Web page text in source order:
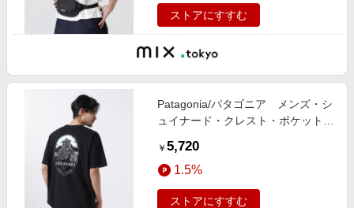
ストアにすすむ
Patagonia/パタゴニア メンズ・シ
ュイナード・クレスト・ポケット・
￥ 5,720
1.5%
ストアにすすむ